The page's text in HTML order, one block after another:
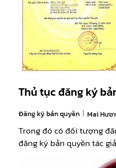
Thủ tục đăng ký
Đăng ký bản quyền | Mai
Trong đó có đối tượng
đăng ký bản quyền tác